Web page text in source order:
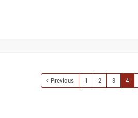
Previous 1 2 3 4